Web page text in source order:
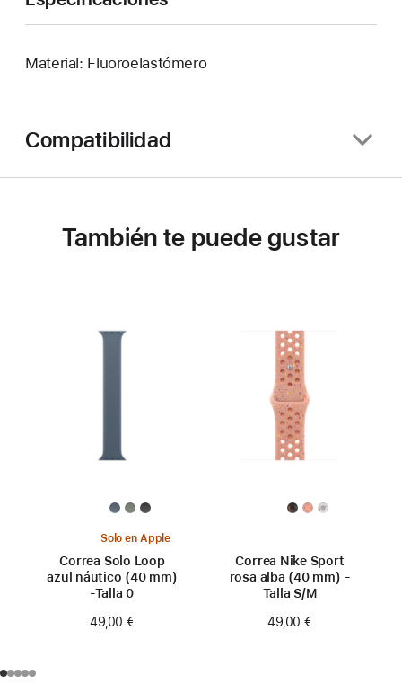
Material: Fluoroelastómero
Compatibilidad
También te puede gustar
Solo en Apple
Correa Solo Loop
azul náutico (40 mm)
-Talla 0
49,00 €
Correa Nike Sport
rosa alba (40 mm) -
Talla S/M
49,00 €